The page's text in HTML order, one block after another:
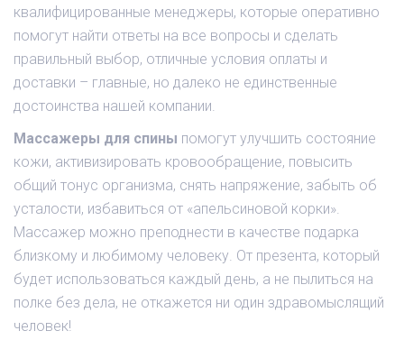
квалифицированные менеджеры, которые оперативно
помогут найти ответы на все вопросы и сделать
правильный выбор, отличные условия оплаты и
доставки – главные, но далеко не единственные
достоинства нашей компании.
Массажеры для спины помогут улучшить состояние
кожи, активизировать кровообращение, повысить
общий тонус организма, снять напряжение, забыть об
усталости, избавиться от «апельсиновой корки».
Массажер можно преподнести в качестве подарка
близкому и любимому человеку. От презента, который
будет использоваться каждый день, а не пылиться на
полке без дела, не откажется ни один здравомыслящий
человек!